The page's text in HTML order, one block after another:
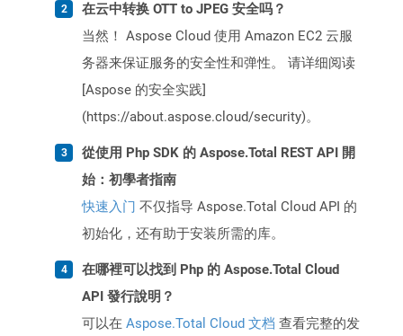
在云中转换 OTT to JPEG 安全吗？
当然！ Aspose Cloud 使用 Amazon EC2 云服
务器来保证服务的安全性和弹性。 请详细阅读
[Aspose 的安全实践]
(https://about.aspose.cloud/security)。
從使用 Php SDK 的 Aspose.Total REST API 開
始：初學者指南
快速入门 不仅指导 Aspose.Total Cloud API 的
初始化，还有助于安装所需的库。
在哪裡可以找到 Php 的 Aspose.Total Cloud
API 發行說明？
可以在 Aspose.Total Cloud 文档 查看完整的发